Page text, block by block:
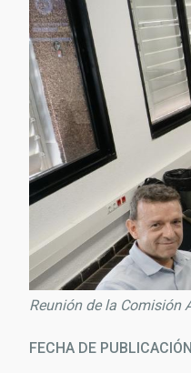
navegación
Reunión de la Comisión
FECHA DE PUBLICACIÓN